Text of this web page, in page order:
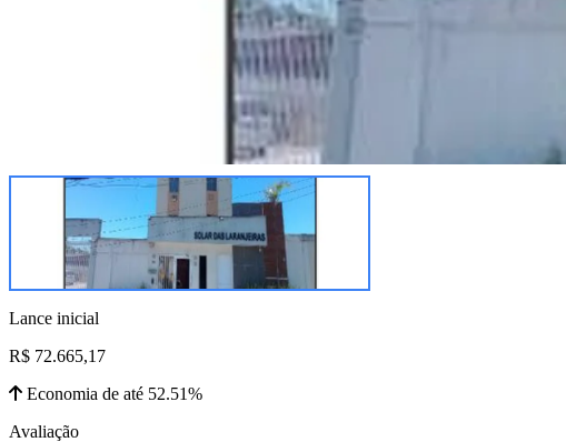
Lance inicial
R$ 72.665,17
Economia de até 52.51%
Avaliação